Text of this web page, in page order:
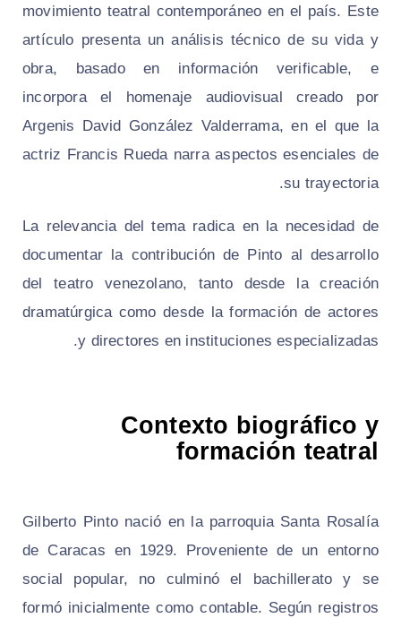
movimiento teatral contemporáneo en el país. Este
artículo presenta un análisis técnico de su vida y
obra, basado en información verificable, e
incorpora el homenaje audiovisual creado por
Argenis David González Valderrama, en el que la
actriz Francis Rueda narra aspectos esenciales de
su trayectoria.
La relevancia del tema radica en la necesidad de
documentar la contribución de Pinto al desarrollo
del teatro venezolano, tanto desde la creación
dramatúrgica como desde la formación de actores
y directores en instituciones especializadas.
Contexto biográfico y
formación teatral
Gilberto Pinto nació en la parroquia Santa Rosalía
de Caracas en 1929. Proveniente de un entorno
social popular, no culminó el bachillerato y se
formó inicialmente como contable. Según registros